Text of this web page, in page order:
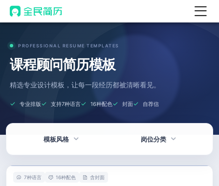
AI 生成简历
AI 优化简历
AI 翻译简历
AI 诊断简历
AI 模拟面试
AI 职场工具 New
PROFESSIONAL RESUME TEMPLATES
课程顾问简历模板
精选专业设计模板，让每一段经历都被清晰看见。
专业排版 支持7种语言 16种配色 封面 自荐信
模板风格
简洁
岗位分类
产品 / 设计
7种语言 16种配色 含封面